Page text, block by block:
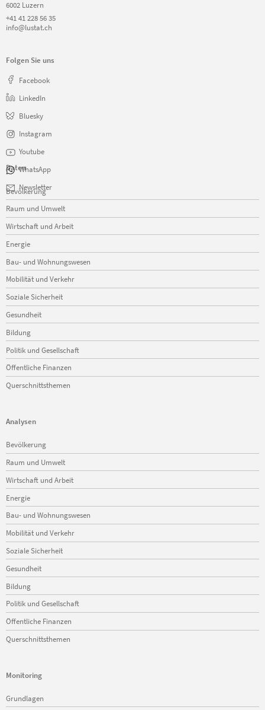
6002 Luzern
+41 41 228 56 35
info@lustat.ch
Folgen Sie uns
Facebook
LinkedIn
Bluesky
Instagram
Youtube
WhatsApp
Newsletter
Daten
Navigation
überspringen
Bevölkerung
Raum und Umwelt
Wirtschaft und Arbeit
Energie
Bau- und Wohnungswesen
Mobilität und Verkehr
Soziale Sicherheit
Gesundheit
Bildung
Politik und Gesellschaft
Öffentliche Finanzen
Querschnittsthemen
Analysen
Navigation
überspringen
Bevölkerung
Raum und Umwelt
Wirtschaft und Arbeit
Energie
Bau- und Wohnungswesen
Mobilität und Verkehr
Soziale Sicherheit
Gesundheit
Bildung
Politik und Gesellschaft
Öffentliche Finanzen
Querschnittsthemen
Monitoring
Navigation
überspringen
Grundlagen